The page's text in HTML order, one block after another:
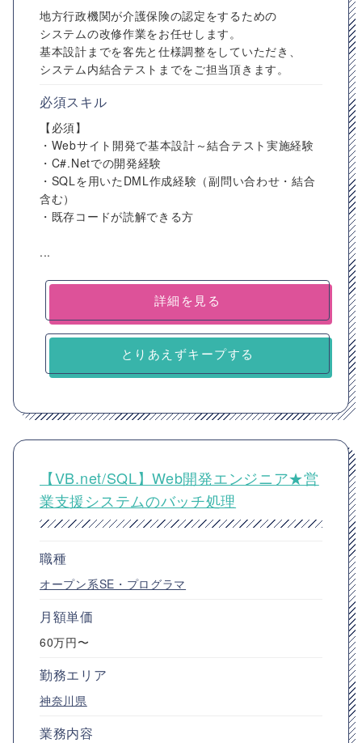
地方行政機関が介護保険の認定をするための
システムの改修作業をお任せします。
基本設計までを客先と仕様調整をしていただき、
システム内結合テストまでをご担当頂きます。
必須スキル
【必須】
・Webサイト開発で基本設計～結合テスト実施経験
・C#.Netでの開発経験
・SQLを用いたDML作成経験（副問い合わせ・結合
含む）
・既存コードが読解できる方
...
詳細を見る
とりあえずキープする
【VB.net/SQL】Web開発エンジニア★営
業支援システムのバッチ処理
職種
オープン系SE・プログラマ
月額単価
60万円〜
勤務エリア
神奈川県
業務内容